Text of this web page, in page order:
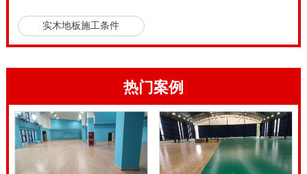
各类具体主要参数，并且尽量**。由于体育场馆木地板
铺设计划方案，便是依据那些主要参数来管理决策的。
部分体育场馆的工程施工基本建设中，常常会因为运动
场馆健身运动木地板发生变**设计方案和变**工程施工
方案阶状况，进而提升一些花费，乃至直接影响施工
期。枫桦木体育木地板施工流程是什么。
枫桦木体育木地板施工流程是什么，柞木是非常大众化
实木地板施工条件
热门案例